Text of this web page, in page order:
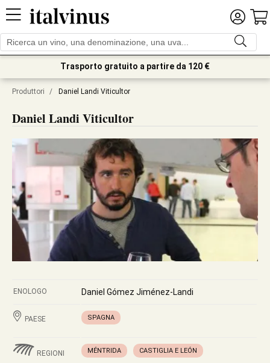
Trasporto gratuito a partire da 120 €
Produttori / Daniel Landi Viticultor
Daniel Landi Viticultor
ENOLOGO Daniel Gómez Jiménez-Landi
PAESE SPAGNA
REGIONI MÉNTRIDA CASTIGLIA E LEÓN